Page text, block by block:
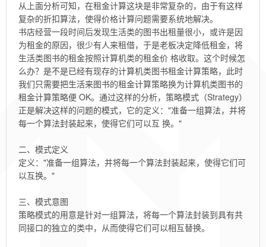
从上面分析可知，在租金计算这块是非常复杂的，由于有这样
复杂的折扣算法，使得价格计算问题需要系统地解决。
书店经营一段时间后发现生活类的图书出租量很小，或许是因
为租金的原因，很少有人来租借，于是老板决定降低租金，将
生活类图书的租金按照计算机类的租金价 格收取。这个时候怎
么办？是不是已经有现存的计算机类图书租金计算策略，此时
我们只需要把生活来图书的租金计算策略换为计算机类图书的
租金计算策略便 OK。通过这样的分析，策略模式（Strategy）
正是解决这样的问题的模式，它的定义："准备一组算法，并将
每一个算法封装起来，使得它们可以互 换。"
二、模式定义
定义："准备一组算法，并将每一个算法封装起来，使得它们可
以互换。"
三、模式意图
策略模式的用意是针对一组算法，将每一个算法封装到具有共
同接口的独立的类中，从而使得它们可以相互替换。